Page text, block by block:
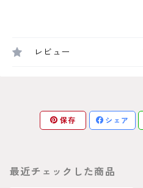
レビュー
保存 シェア
最近チェックした商品